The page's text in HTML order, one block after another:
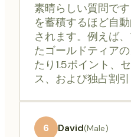
素晴らしい質問で
を蓄積するほど自
されます。例えば
たゴールドティア
たり1.5ポイント、
ス、および独占割引
6 David(Male)